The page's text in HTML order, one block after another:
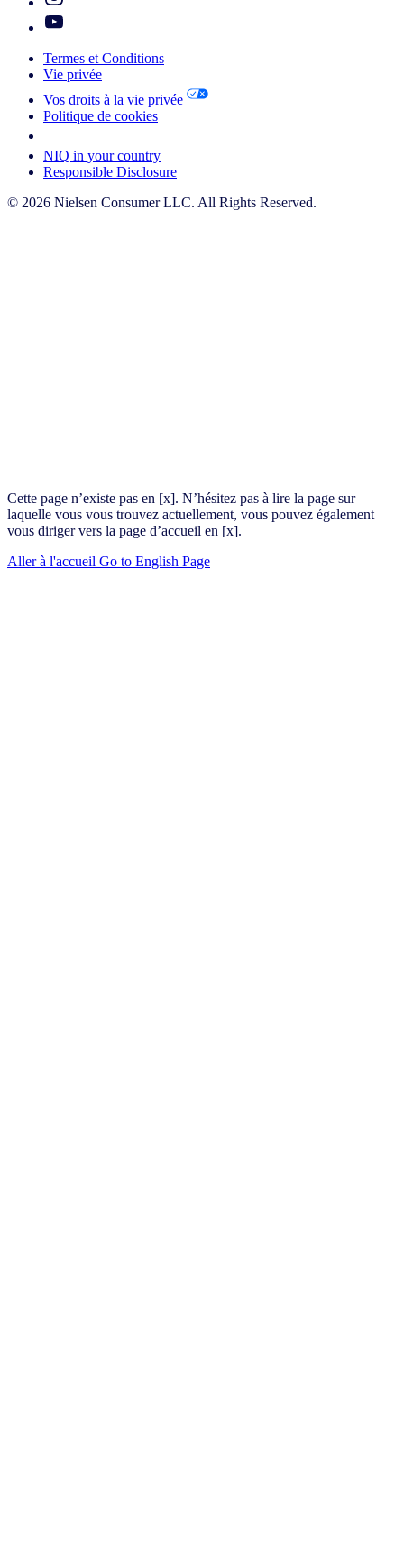
Termes et Conditions
Vie privée
Vos droits à la vie privée
Politique de cookies
NIQ in your country
Responsible Disclosure
© 2026 Nielsen Consumer LLC. All Rights Reserved.
Cette page n’existe pas en [x]. N’hésitez pas à lire la page sur
laquelle vous vous trouvez actuellement, vous pouvez également
vous diriger vers la page d’accueil en [x].
Aller à l'accueil Go to English Page